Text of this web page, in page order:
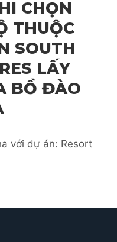
CHỌN
THUỘC
SOUTH
LẤY
BỒ ĐÀO
với dự án: Resort